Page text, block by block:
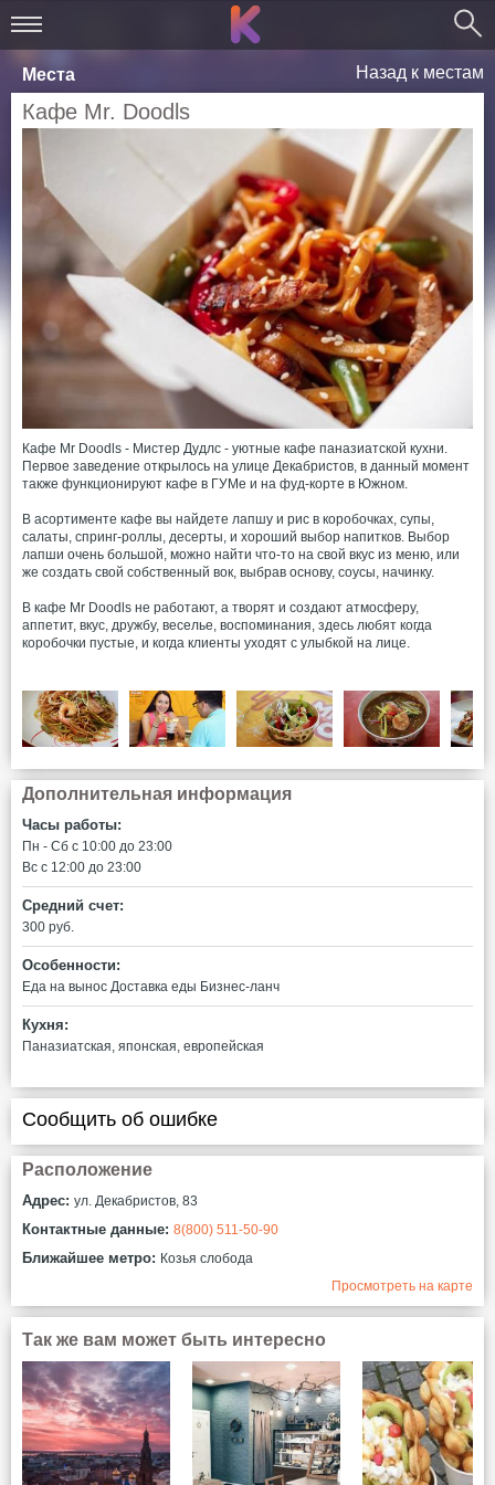
Места Назад к местам
Кафе Mr. Doodls
Кафе Mr Doodls - Мистер Дудлс - уютные кафе паназиатской кухни.
Первое заведение открылось на улице Декабристов, в данный момент
также функционируют кафе в ГУМе и на фуд-корте в Южном.
В асортименте кафе вы найдете лапшу и рис в коробочках, супы,
салаты, спринг-роллы, десерты, и хороший выбор напитков. Выбор
лапши очень большой, можно найти что-то на свой вкус из меню, или
же создать свой собственный вок, выбрав основу, соусы, начинку.
В кафе Mr Doodls не работают, а творят и создают атмосферу,
аппетит, вкус, дружбу, веселье, воспоминания, здесь любят когда
коробочки пустые, и когда клиенты уходят с улыбкой на лице.
Дополнительная информация
Часы работы:
Пн - Сб c 10:00 до 23:00
Вс c 12:00 до 23:00
Средний счет:
300 руб.
Особенности:
Еда на вынос Доставка еды Бизнес-ланч
Кухня:
Паназиатская, японская, европейская
Сообщить об ошибке
Расположение
Адрес: ул. Декабристов, 83
Контактные данные: 8(800) 511-50-90
Ближайшее метро: Козья слобода
Просмотреть на карте
Так же вам может быть интересно